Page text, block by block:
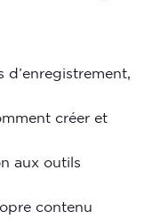
créer et
aux outils
contenu